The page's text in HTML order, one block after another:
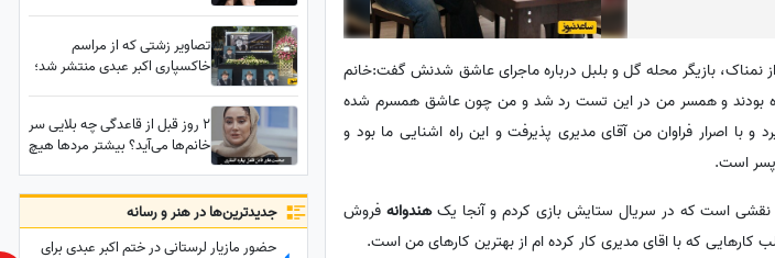
نمناک، بازیگر محله گل و بلبل درباره ماجرای عاشق شدنش گفت:خانم
بودند و همسر من در این تست رد شد و من چون عاشق همسرم شده
با اصرار فراوان من آقای مدیری پذیرفت و این راه اشنایی ما بود و
است.
است که در سریال ستایش بازی کردم و آنجا یکهندوانهفروش
که با اقای مدیری کار کرده ام از بهترین کارهای من است.
تصاویر زشتی که از مراسم
خاکسپاری اکبر عبدی منتشر شد؛
ناراحت کرد!
2 روز قبل از قاعدگی چه بلایی سر
خانم‌ها می‌آید؟ بیشتر مردها هیچ
بهاره افشاری درباره زنی که در
سیکل قاعدگی کارش به طلاق و
کتک‌کاری کشید
جدید‌ترین‌ها در هنر و رسانه
حضور مازیار لرستانی در ختم اکبر عبدی برای